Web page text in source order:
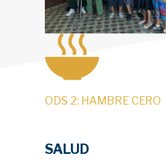
ODS 2: HAMBRE CERO
SALUD